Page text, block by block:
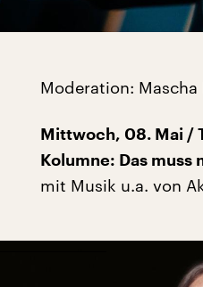
Moderation: Mascha
Mittwoch, 08. Mai /
Kolumne: Das muss
mit Musik u.a. von